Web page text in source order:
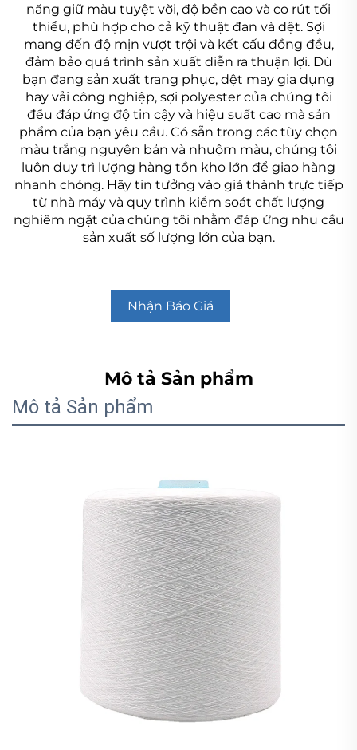
năng giữ màu tuyệt vời, độ bền cao và co rút tối
thiểu, phù hợp cho cả kỹ thuật đan và dệt. Sợi
mang đến độ mịn vượt trội và kết cấu đồng đều,
đảm bảo quá trình sản xuất diễn ra thuận lợi. Dù
bạn đang sản xuất trang phục, dệt may gia dụng
hay vải công nghiệp, sợi polyester của chúng tôi
đều đáp ứng độ tin cậy và hiệu suất cao mà sản
phẩm của bạn yêu cầu. Có sẵn trong các tùy chọn
màu trắng nguyên bản và nhuộm màu, chúng tôi
luôn duy trì lượng hàng tồn kho lớn để giao hàng
nhanh chóng. Hãy tin tưởng vào giá thành trực tiếp
từ nhà máy và quy trình kiểm soát chất lượng
nghiêm ngặt của chúng tôi nhằm đáp ứng nhu cầu
sản xuất số lượng lớn của bạn.
Nhận Báo Giá
Mô tả Sản phẩm
Mô tả Sản phẩm